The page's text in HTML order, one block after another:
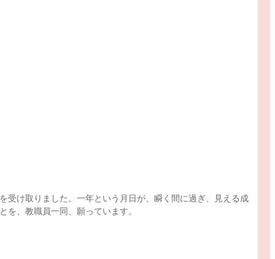
け取りました。一年という月日が、瞬く間に過ぎ、見える成
、教職員一同、願っています。